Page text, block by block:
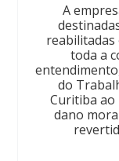
A
reabilitadas
toda a
do
Curitiba ao
dano